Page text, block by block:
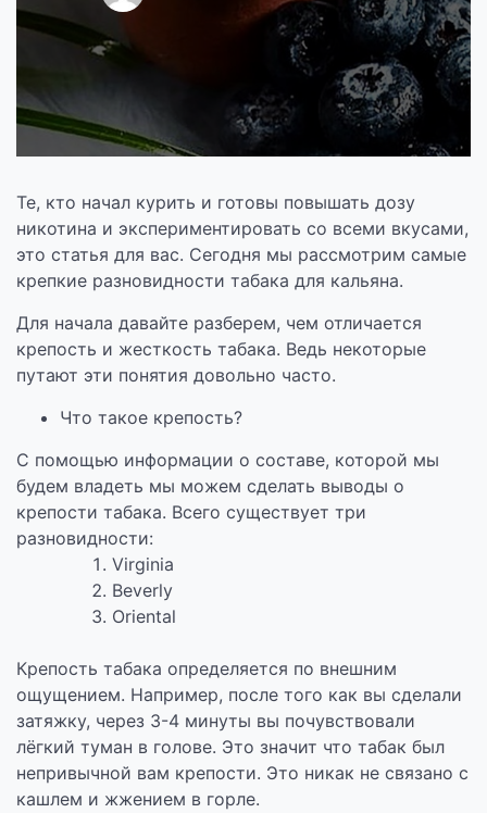
Те, кто начал курить и готовы повышать дозу
никотина и экспериментировать со всеми вкусами,
это статья для вас. Сегодня мы рассмотрим самые
крепкие разновидности табака для кальяна.
Для начала давайте разберем, чем отличается
крепость и жесткость табака. Ведь некоторые
путают эти понятия довольно часто.
Что такое крепость?
С помощью информации о составе, которой мы
будем владеть мы можем сделать выводы о
крепости табака. Всего существует три
разновидности:
Virginia
Beverly
Oriental
Крепость табака определяется по внешним
ощущением. Например, после того как вы сделали
затяжку, через 3-4 минуты вы почувствовали
лёгкий туман в голове. Это значит что табак был
непривычной вам крепости. Это никак не связано с
кашлем и жжением в горле.